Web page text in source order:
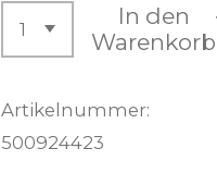
In den
Warenkorb
Artikelnummer:
500924423